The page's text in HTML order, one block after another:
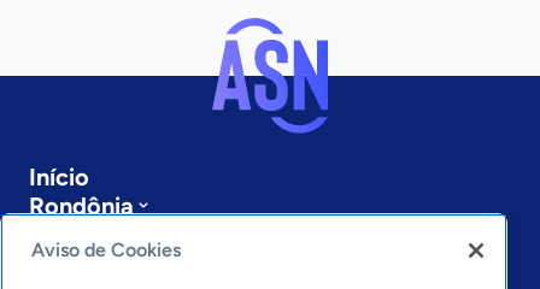
Início
Rondônia
Últimas notícias
Aviso de Cookies